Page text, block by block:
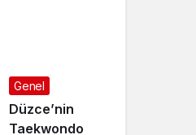
Genel
Düzce’nin
Taekwondo